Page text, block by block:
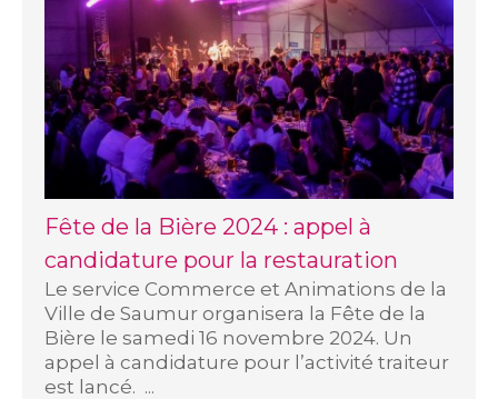
Fête de la Bière 2024 : appel à
candidature pour la restauration
Le service Commerce et Animations de la
Ville de Saumur organisera la Fête de la
Bière le samedi 16 novembre 2024. Un
appel à candidature pour l’activité traiteur
est lancé. ...